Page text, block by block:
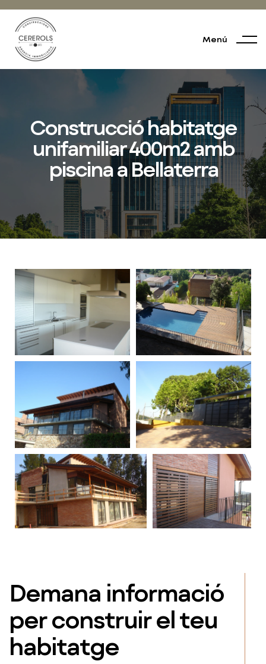
Menú
Construcció habitatge
unifamiliar 400m2 amb
piscina a Bellaterra
Demana informació
per construir el teu
habitatge